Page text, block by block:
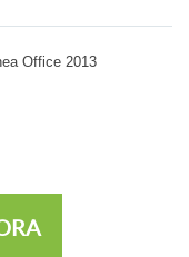
Office 2013